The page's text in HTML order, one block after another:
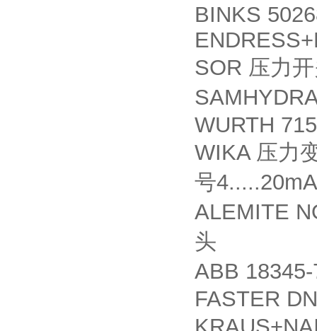
BINKS
SOR 压力
WURTH
WIKA 压力
号
ALEMITE
头
ABB
FASTER